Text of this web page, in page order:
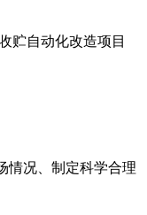
贮自动化改造项目
情况、制定科学合理